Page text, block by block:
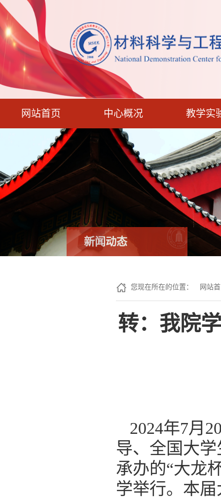
网站首页 中心概况 教学实
新闻动态
您现在所在的位置： 网站
转：我院
2024年7月
导、全国大
承办的“大龙
学举行。本